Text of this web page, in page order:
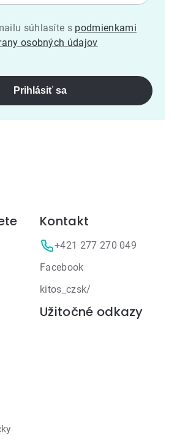
súhlasíte s podmienkami
osobných údajov
Prihlásiť sa
Kontakt
+421 277 270 049
Facebook
kitos_czsk/
Užitočné odkazy